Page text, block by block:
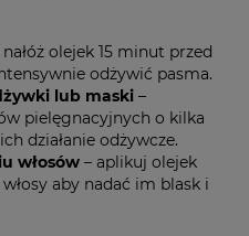
nałóż olejek 15 minut przed
odżywić pasma.
lub maski –
pielęgnacyjnych o kilka
działanie odżywcze.
włosów – aplikuj olejek
aby nadać im blask i